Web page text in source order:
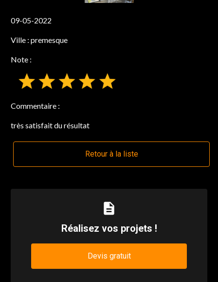
09-05-2022
Ville :premesque
Note :
Commentaire :
très satisfait du résultat
Retour à la liste
description
Réalisez vos projets !
Devis gratuit